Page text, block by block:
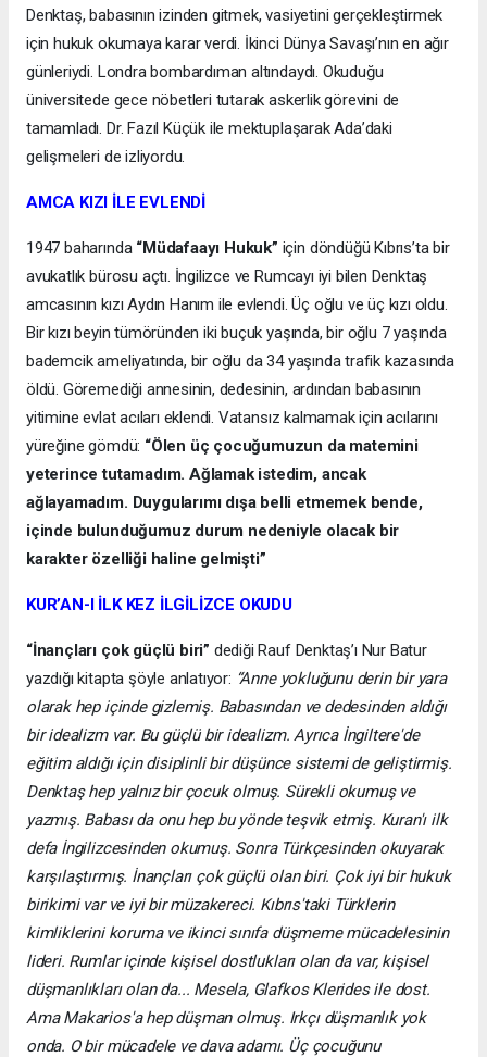
Denktaş, babasının izinden gitmek, vasiyetini gerçekleştirmek
için hukuk okumaya karar verdi. İkinci Dünya Savaşı’nın en ağır
günleriydi. Londra bombardıman altındaydı. Okuduğu
üniversitede gece nöbetleri tutarak askerlik görevini de
tamamladı. Dr. Fazıl Küçük ile mektuplaşarak Ada’daki
gelişmeleri de izliyordu.
AMCA KIZI İLE EVLENDİ
1947 baharında “Müdafaayı Hukuk” için döndüğü Kıbrıs’ta bir
avukatlık bürosu açtı. İngilizce ve Rumcayı iyi bilen Denktaş
amcasının kızı Aydın Hanım ile evlendi. Üç oğlu ve üç kızı oldu.
Bir kızı beyin tümöründen iki buçuk yaşında, bir oğlu 7 yaşında
bademcik ameliyatında, bir oğlu da 34 yaşında trafik kazasında
öldü. Göremediği annesinin, dedesinin, ardından babasının
yitimine evlat acıları eklendi. Vatansız kalmamak için acılarını
yüreğine gömdü: “Ölen üç çocuğumuzun da matemini
yeterince tutamadım. Ağlamak istedim, ancak
ağlayamadım. Duygularımı dışa belli etmemek bende,
içinde bulunduğumuz durum nedeniyle olacak bir
karakter özelliği haline gelmişti”
KUR’AN-I İLK KEZ İLGİLİZCE OKUDU
“İnançları çok güçlü biri” dediği Rauf Denktaş’ı Nur Batur
yazdığı kitapta şöyle anlatıyor: “Anne yokluğunu derin bir yara
olarak hep içinde gizlemiş. Babasından ve dedesinden aldığı
bir idealizm var. Bu güçlü bir idealizm. Ayrıca İngiltere'de
eğitim aldığı için disiplinli bir düşünce sistemi de geliştirmiş.
Denktaş hep yalnız bir çocuk olmuş. Sürekli okumuş ve
yazmış. Babası da onu hep bu yönde teşvik etmiş. Kuran'ı ilk
defa İngilizcesinden okumuş. Sonra Türkçesinden okuyarak
karşılaştırmış. İnançları çok güçlü olan biri. Çok iyi bir hukuk
birikimi var ve iyi bir müzakereci. Kıbrıs'taki Türklerin
kimliklerini koruma ve ikinci sınıfa düşmeme mücadelesinin
lideri. Rumlar içinde kişisel dostlukları olan da var, kişisel
düşmanlıkları olan da... Mesela, Glafkos Klerides ile dost.
Ama Makarios'a hep düşman olmuş. Irkçı düşmanlık yok
onda. O bir mücadele ve dava adamı. Üç çocuğunu